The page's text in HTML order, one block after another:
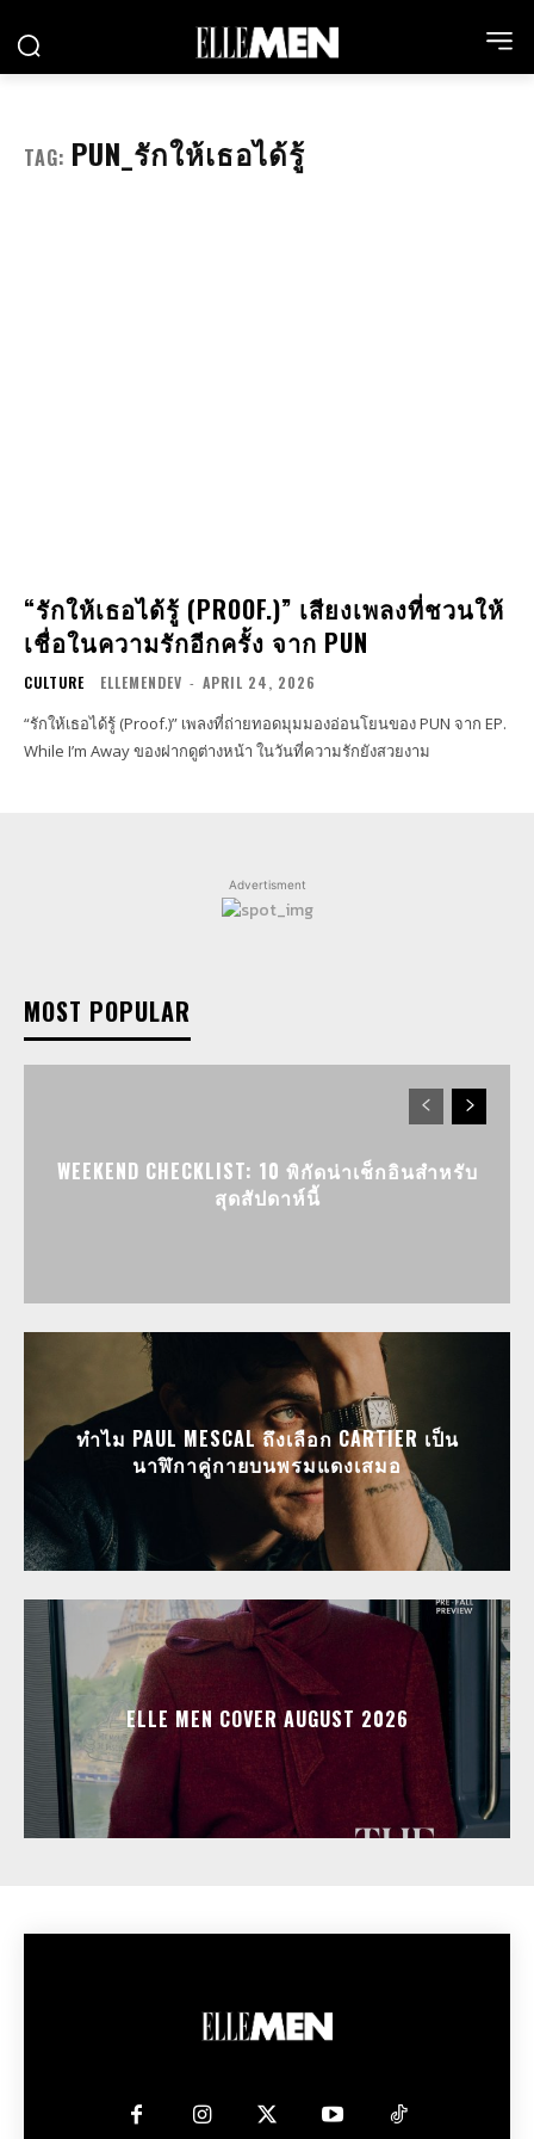
TAG: PUN_รักให้เธอได้รู้
“รักให้เธอได้รู้ (PROOF.)” เสียงเพลงที่ชวนให้
เชื่อในความรักอีกครั้ง จาก PUN
CULTURE ELLEMENDEV - APRIL 24, 2026
“รักให้เธอได้รู้ (Proof.)” เพลงที่ถ่ายทอดมุมมองอ่อนโยนของ PUN จาก EP.
While I’m Away ของฝากดูต่างหน้า ในวันที่ความรักยังสวยงาม
Advertisment
MOST POPULAR
WEEKEND CHECKLIST: 10 พิกัดน่าเช็กอินสำหรับ
สุดสัปดาห์นี้
ทำไม PAUL MESCAL ถึงเลือก CARTIER เป็น
นาฬิกาคู่กายบนพรมแดงเสมอ
ELLE MEN COVER AUGUST 2026